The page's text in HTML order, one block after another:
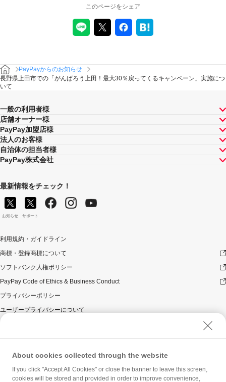
このページをシェア
PayPayからのお知らせ
長野県上田市での「がんばろう上田！最大30％戻ってくるキャンペーン」実施につ
いて
一般の利用者様
店舗オーナー様
PayPay加盟店様
法人のお客様
自治体の担当者様
PayPay株式会社
最新情報をチェック！
お知らせ サポート
利用規約・ガイドライン
商標・登録商標について
ソフトバンク人権ポリシー
PayPay Code of Ethics & Business Conduct
プライバシーポリシー
ユーザープライバシーについて
ウェブサイト利用規約
反社会的勢力に対する方針
勧誘方針
マネロン等基本方針
About cookies collected through the website
If you click "Accept All Cookies" or close the banner to leave this screen,
cookies will be stored and provided in order to improve convenience,